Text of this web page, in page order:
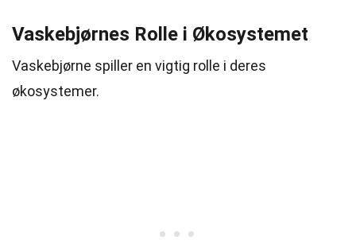
Vaskebjørnes Rolle i Økosystemet
Vaskebjørne spiller en vigtig rolle i deres
økosystemer.